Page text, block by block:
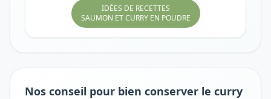
IDÉES DE RECETTES
SAUMON ET CURRY EN POUDRE
Nos conseil pour bien conserver le curry